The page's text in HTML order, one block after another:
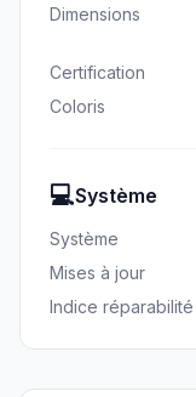
Dimensions
Certification
Coloris
💻Système
Système
Mises à jour
Indice réparabilité